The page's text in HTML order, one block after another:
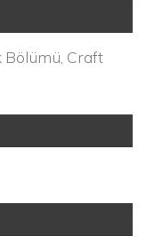
Bölümü, Craft